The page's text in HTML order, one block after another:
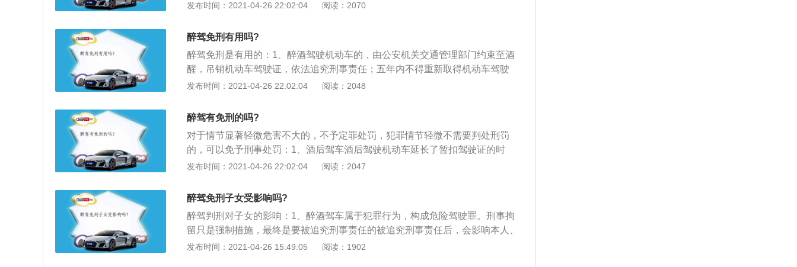
拘留，5年内不得考取驾驶证；2、醉酒驾驶机动车，吊销驾驶证，5年内不得再
销驾驶证，10年内不能取得驾驶证，终生不得驾驶营运车辆，经刑事拘留判决，
并处罚款。
发布时间：2021-04-26 22:02:04 阅读：2070
醉驾免刑有用吗?
醉驾免刑是有用的：1、醉酒驾驶机动车的，由公安机关交通管理部门约束至酒
醒，吊销机动车驾驶证，依法追究刑事责任；五年内不得重新取得机动车驾驶
证；2、醉酒驾驶营运机动车的，由公安机关交通管理部门约束至酒醒，吊销机
机动车驾驶证后，不得驾驶营运机动车；3、无论酒驾还是醉驾，驾驶机动车发
生重大交通事故，构成犯罪的，依法追究刑事责任，并由公安机关交通管理部门
吊销机动车驾驶证，终生不得重新取得机动车驾驶证。
发布时间：2021-04-26 22:02:04 阅读：2048
醉驾有免刑的吗?
对于情节显著轻微危害不大的，不予定罪处罚，犯罪情节轻微不需要判处刑罚
的，可以免予刑事处罚：1、酒后驾车酒后驾驶机动车延长了暂扣驾驶证的时
间，时间为六个月，并处一千元以上二千元以下罚款；2、增加了因饮酒后驾驶
元以下罚款，吊销机动车驾驶证的规定；3、醉酒驾车醉酒驾驶机动车的，由公
安机关交通管理部门约束至酒醒，增加吊销机动车驾驶证，且针对该行为应依法
追究刑事责任，五年内不得重新取得机动车驾驶证。
发布时间：2021-04-26 22:02:04 阅读：2047
醉驾免刑子女受影响吗?
醉驾判刑对子女的影响：1、醉酒驾车属于犯罪行为，构成危险驾驶罪。刑事拘
留只是强制措施，最终是要被追究刑事责任的被追究刑事责任后，会影响本人、
配偶、子女、父母，参军、公务员考试、招警考试、考取军校、事业单位招聘、
发布时间：2021-04-26 15:49:05 阅读：1902